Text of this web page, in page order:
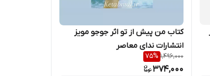
کتاب من پیش از تو اثر جوجو مویز
انتشارات ندای معاصر
1,496,000
75%
374,000